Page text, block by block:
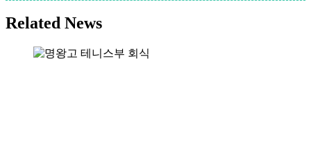
Related News